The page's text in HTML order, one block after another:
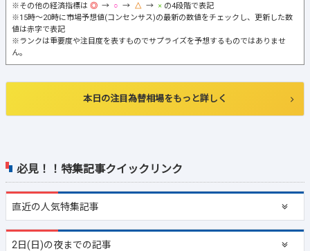
必見！！特集記事クイックリンク
直近の人気特集記事
2日(日)の夜までの記事
※その他の経済指標は
→ → →
の4段階で表記
※15時～20時に市場予想値(コンセンサス)の最新の数値をチェックし、更新した数
値は赤字で表記
※ランクは重要度や注目度を表すものでサプライズを予想するものではありませ
ん。
本日の注目為替相場をもっと詳しく